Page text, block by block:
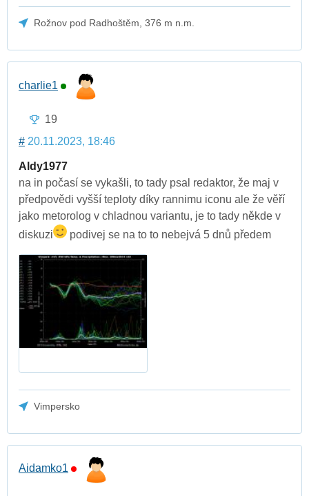
Rožnov pod Radhoštěm, 376 m n.m.
charlie1
19
# 20.11.2023, 18:46
Aldy1977
na in počasí se vykašli, to tady psal redaktor, že maj v
předpovědi vyšší teploty díky rannimu iconu ale že věří
jako metorolog v chladnou variantu, je to tady někde v
diskuzi
podivej se na to to nebejvá 5 dnů předem
Vimpersko
Aidamko1